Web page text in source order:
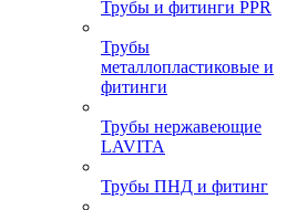
Трубы и фитинги PPR
Трубы
металлопластиковые и
фитинги
Трубы нержавеющие
LAVITA
Трубы ПНД и фитинг